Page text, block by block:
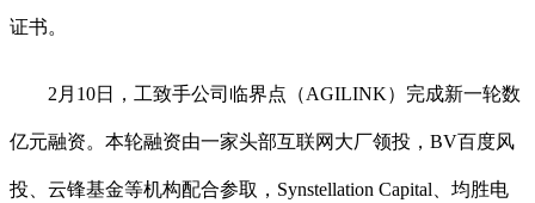
证书。
2月10日，工致手公司临界点（AGILINK）完成新一轮数
亿元融资。本轮融资由一家头部互联网大厂领投，BV百度风
投、云锋基金等机构配合参取，Synstellation Capital、均胜电